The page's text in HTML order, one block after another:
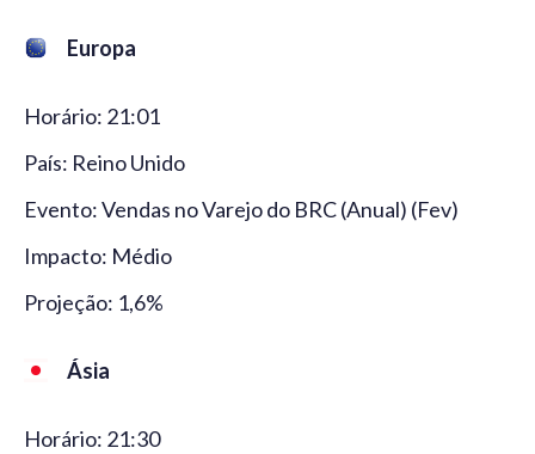
Europa
Horário: 21:01
País: Reino Unido
Evento: Vendas no Varejo do BRC (Anual) (Fev)
Impacto: Médio
Projeção: 1,6%
Ásia
Horário: 21:30